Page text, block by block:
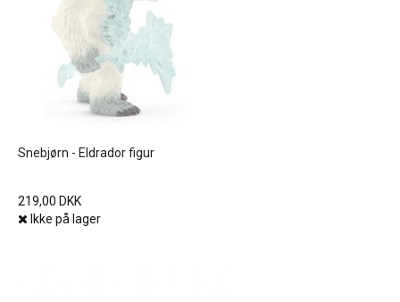
Snebjørn - Eldrador figur
219,00 DKK
Ikke på lager